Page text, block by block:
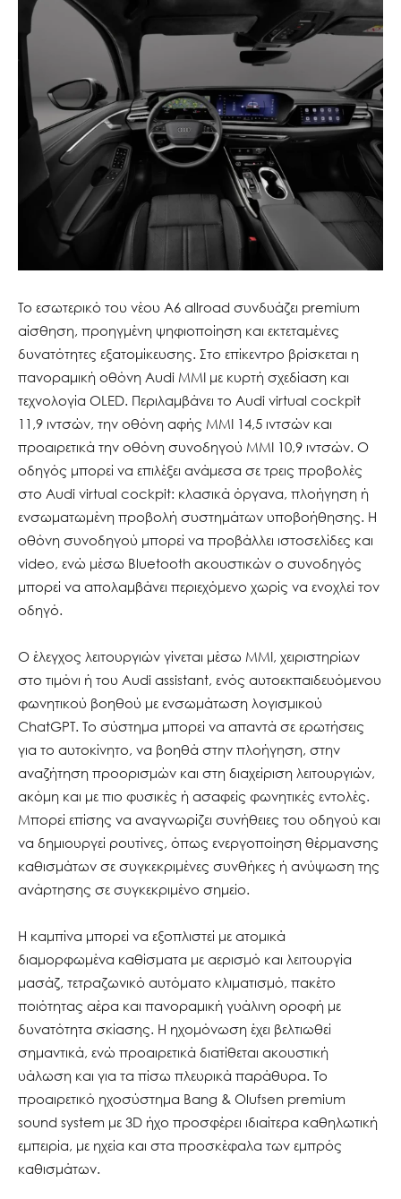
Το εσωτερικό του νέου A6 allroad συνδυάζει premium
αίσθηση, προηγμένη ψηφιοποίηση και εκτεταμένες
δυνατότητες εξατομίκευσης. Στο επίκεντρο βρίσκεται η
πανοραμική οθόνη Audi MMI με κυρτή σχεδίαση και
τεχνολογία OLED. Περιλαμβάνει το Audi virtual cockpit
11,9 ιντσών, την οθόνη αφής MMI 14,5 ιντσών και
προαιρετικά την οθόνη συνοδηγού MMI 10,9 ιντσών. Ο
οδηγός μπορεί να επιλέξει ανάμεσα σε τρεις προβολές
στο Audi virtual cockpit: κλασικά όργανα, πλοήγηση ή
ενσωματωμένη προβολή συστημάτων υποβοήθησης. Η
οθόνη συνοδηγού μπορεί να προβάλλει ιστοσελίδες και
video, ενώ μέσω Bluetooth ακουστικών ο συνοδηγός
μπορεί να απολαμβάνει περιεχόμενο χωρίς να ενοχλεί τον
οδηγό.
Ο έλεγχος λειτουργιών γίνεται μέσω MMI, χειριστηρίων
στο τιμόνι ή του Audi assistant, ενός αυτοεκπαιδευόμενου
φωνητικού βοηθού με ενσωμάτωση λογισμικού
ChatGPT. Το σύστημα μπορεί να απαντά σε ερωτήσεις
για το αυτοκίνητο, να βοηθά στην πλοήγηση, στην
αναζήτηση προορισμών και στη διαχείριση λειτουργιών,
ακόμη και με πιο φυσικές ή ασαφείς φωνητικές εντολές.
Μπορεί επίσης να αναγνωρίζει συνήθειες του οδηγού και
να δημιουργεί ρουτίνες, όπως ενεργοποίηση θέρμανσης
καθισμάτων σε συγκεκριμένες συνθήκες ή ανύψωση της
ανάρτησης σε συγκεκριμένο σημείο.
Η καμπίνα μπορεί να εξοπλιστεί με ατομικά
διαμορφωμένα καθίσματα με αερισμό και λειτουργία
μασάζ, τετραζωνικό αυτόματο κλιματισμό, πακέτο
ποιότητας αέρα και πανοραμική γυάλινη οροφή με
δυνατότητα σκίασης. Η ηχομόνωση έχει βελτιωθεί
σημαντικά, ενώ προαιρετικά διατίθεται ακουστική
υάλωση και για τα πίσω πλευρικά παράθυρα. Το
προαιρετικό ηχοσύστημα Bang & Olufsen premium
sound system με 3D ήχο προσφέρει ιδιαίτερα καθηλωτική
εμπειρία, με ηχεία και στα προσκέφαλα των εμπρός
καθισμάτων.